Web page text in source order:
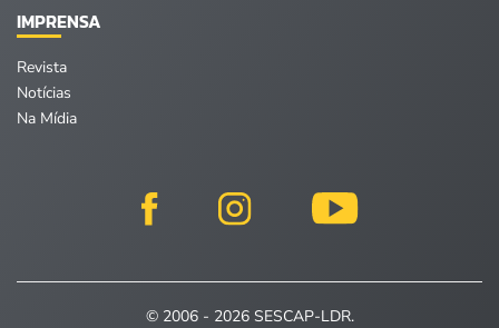
IMPRENSA
Revista
Notícias
Na Mídia
© 2006 - 2026 SESCAP-LDR.